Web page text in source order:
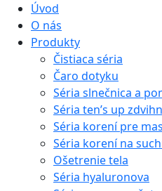
Úvod
O nás
Produkty
Čistiaca séria
Čaro dotyku
Séria slnečnica a
Séria ten’s up
Séria korení pre
Séria korení na
Ošetrenie tela
Séria hyaluronova